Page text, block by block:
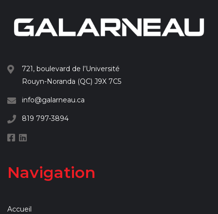
721, boulevard de l’Université
Rouyn-Noranda (QC) J9X 7C5
info@galarneau.ca
819 797-3894
Navigation
Accueil